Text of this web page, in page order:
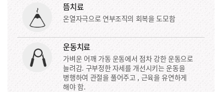
뜸치료
온열자극으로 연부조직의 회복을 도모함
운동치료
가벼운 어깨 가동 운동에서 점차 강한 운동으로
늘려감. 구부정한 자세를 개선시키는 운동을
병행하여 관절을 풀어주고 , 근육을 유연하게
해야 함.